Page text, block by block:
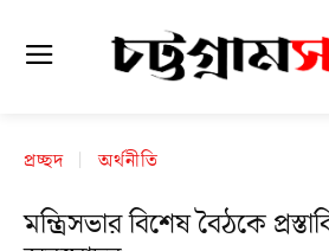
প্রচ্ছদ অর্থনীতি
মন্ত্রিসভার বিশেষ বৈঠকে